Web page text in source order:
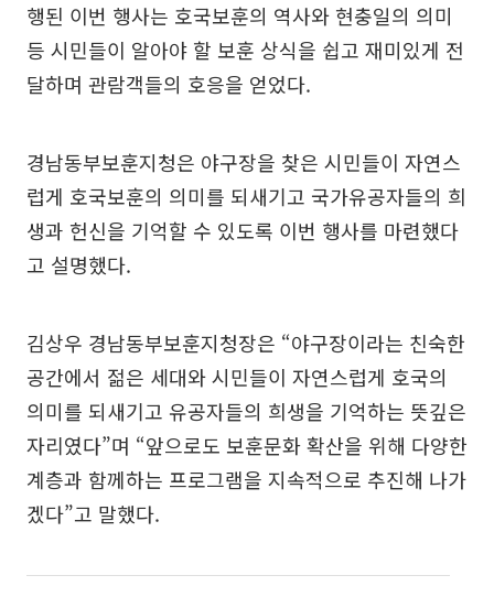
행된 이번 행사는 호국보훈의 역사와 현충일의 의미
등 시민들이 알아야 할 보훈 상식을 쉽고 재미있게 전
달하며 관람객들의 호응을 얻었다.
경남동부보훈지청은 야구장을 찾은 시민들이 자연스
럽게 호국보훈의 의미를 되새기고 국가유공자들의 희
생과 헌신을 기억할 수 있도록 이번 행사를 마련했다
고 설명했다.
김상우 경남동부보훈지청장은 “야구장이라는 친숙한
공간에서 젊은 세대와 시민들이 자연스럽게 호국의
의미를 되새기고 유공자들의 희생을 기억하는 뜻깊은
자리였다”며 “앞으로도 보훈문화 확산을 위해 다양한
계층과 함께하는 프로그램을 지속적으로 추진해 나가
겠다”고 말했다.